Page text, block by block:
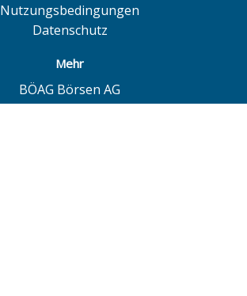
Nutzungsbedingungen
Datenschutz
Mehr
BÖAG Börsen AG
Börse Hamburg